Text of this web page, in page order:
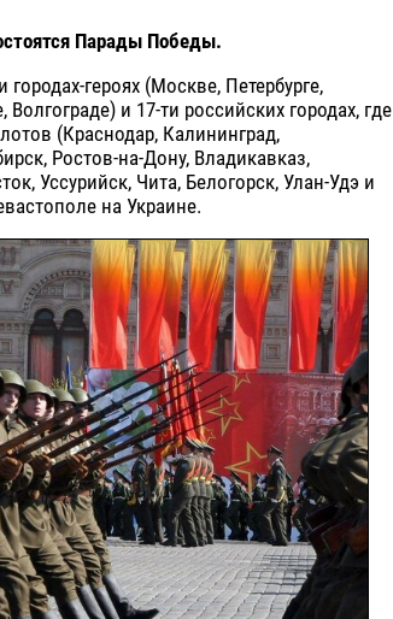
Парады Победы.
героях (Москве, Петербурге,
и 17-ти российских городах, где
(Краснодар, Калининград,
Ростов-на-Дону, Владикавказ,
Уссурийск, Чита, Белогорск, Улан-Удэ и
на Украине.